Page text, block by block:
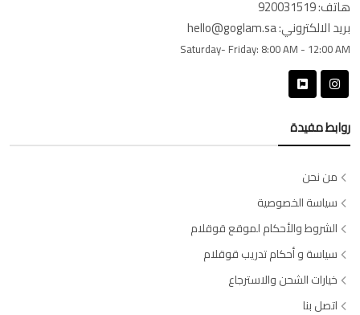
هاتف:920031519
بريد الالكتروني:hello@goglam.sa
Saturday- Friday: 8:00 AM - 12:00 AM
روابط مفيدة
من نحن
سياسة الخصوصية
الشروط والأحكام لموقع قوقلام
سياسة و أحكام تدريب قوقلام
خيارات الشحن والاسترجاع
اتصل بنا